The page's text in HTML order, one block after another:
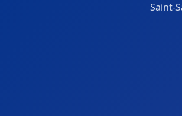
Saint-